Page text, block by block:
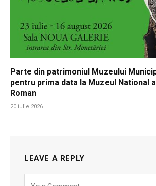
Parte din patrimoniul Muzeului
pentru prima data la Muzeul National
Roman
20 iulie 2026
LEAVE A REPLY